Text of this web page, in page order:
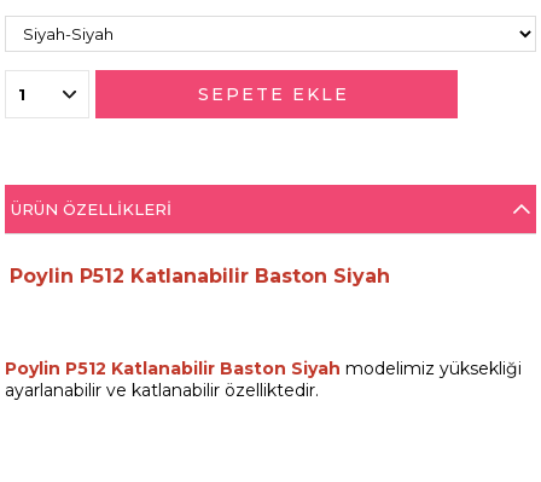
ÜRÜN ÖZELLIKLERI
Poylin P512 Katlanabilir Baston Siyah
Poylin P512 Katlanabilir Baston Siyah modelimiz yüksekliği
ayarlanabilir ve katlanabilir özelliktedir.